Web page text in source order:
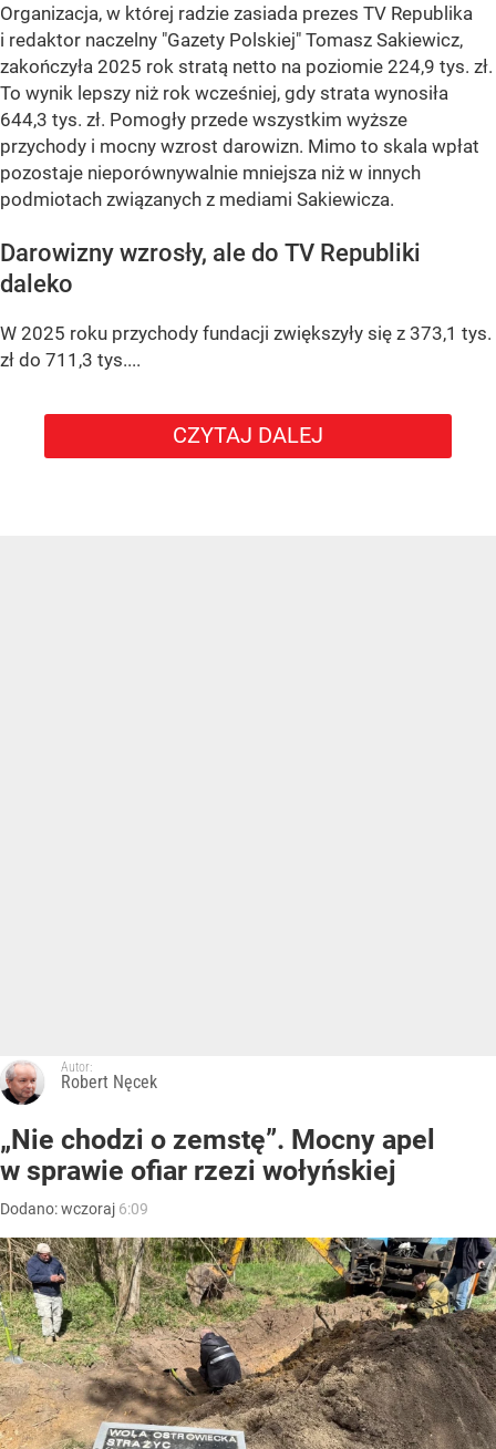
Organizacja, w której radzie zasiada prezes TV Republika
i redaktor naczelny "Gazety Polskiej" Tomasz Sakiewicz,
zakończyła 2025 rok stratą netto na poziomie 224,9 tys. zł.
To wynik lepszy niż rok wcześniej, gdy strata wynosiła
644,3 tys. zł. Pomogły przede wszystkim wyższe
przychody i mocny wzrost darowizn. Mimo to skala wpłat
pozostaje nieporównywalnie mniejsza niż w innych
podmiotach związanych z mediami Sakiewicza.
Darowizny wzrosły, ale do TV Republiki
daleko
W 2025 roku przychody fundacji zwiększyły się z 373,1 tys.
zł do 711,3 tys....
CZYTAJ DALEJ
Autor:
Robert Nęcek
„Nie chodzi o zemstę”. Mocny apel
w sprawie ofiar rzezi wołyńskiej
Dodano:wczoraj 6:09